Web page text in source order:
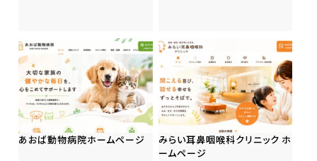
あおば動物病院ホームページ
みらい耳鼻咽喉科クリニック ホ
ームページ